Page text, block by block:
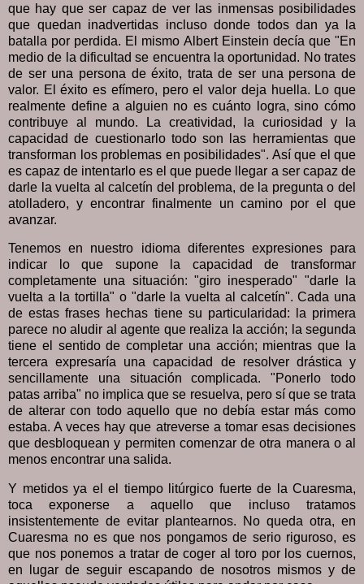
que hay que ser capaz de ver las inmensas posibilidades
que quedan inadvertidas incluso donde todos dan ya la
batalla por perdida. El mismo Albert Einstein decía que "En
medio de la dificultad se encuentra la oportunidad. No trates
de ser una persona de éxito, trata de ser una persona de
valor. El éxito es efímero, pero el valor deja huella. Lo que
realmente define a alguien no es cuánto logra, sino cómo
contribuye al mundo. La creatividad, la curiosidad y la
capacidad de cuestionarlo todo son las herramientas que
transforman los problemas en posibilidades". Así que el que
es capaz de intentarlo es el que puede llegar a ser capaz de
darle la vuelta al calcetín del problema, de la pregunta o del
atolladero, y encontrar finalmente un camino por el que
avanzar.
Tenemos en nuestro idioma diferentes expresiones para
indicar lo que supone la capacidad de transformar
completamente una situación: "giro inesperado" "darle la
vuelta a la tortilla" o "darle la vuelta al calcetín". Cada una
de estas frases hechas tiene su particularidad: la primera
parece no aludir al agente que realiza la acción; la segunda
tiene el sentido de completar una acción; mientras que la
tercera expresaría una capacidad de resolver drástica y
sencillamente una situación complicada. "Ponerlo todo
patas arriba" no implica que se resuelva, pero sí que se trata
de alterar con todo aquello que no debía estar más como
estaba. A veces hay que atreverse a tomar esas decisiones
que desbloquean y permiten comenzar de otra manera o al
menos encontrar una salida.
Y metidos ya el el tiempo litúrgico fuerte de la Cuaresma,
toca exponerse a aquello que incluso tratamos
insistentemente de evitar plantearnos. No queda otra, en
Cuaresma no es que nos pongamos de serio riguroso, es
que nos ponemos a tratar de coger al toro por los cuernos,
en lugar de seguir escapando de nosotros mismos y de